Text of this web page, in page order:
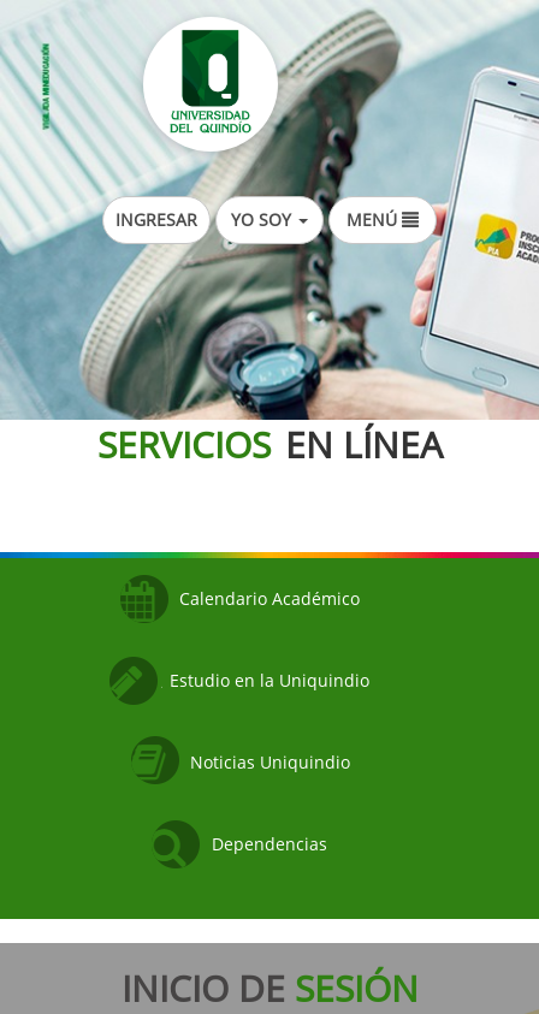
INGRESAR YO SOY MENÚ
SERVICIOS EN LÍNEA
Calendario Académico
Estudio en la Uniquindio
Noticias Uniquindio
Dependencias
INICIO DE SESIÓN